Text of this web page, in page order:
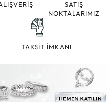
SATIŞ
NOKTALARIMIZ
TAKSİT İMKANI